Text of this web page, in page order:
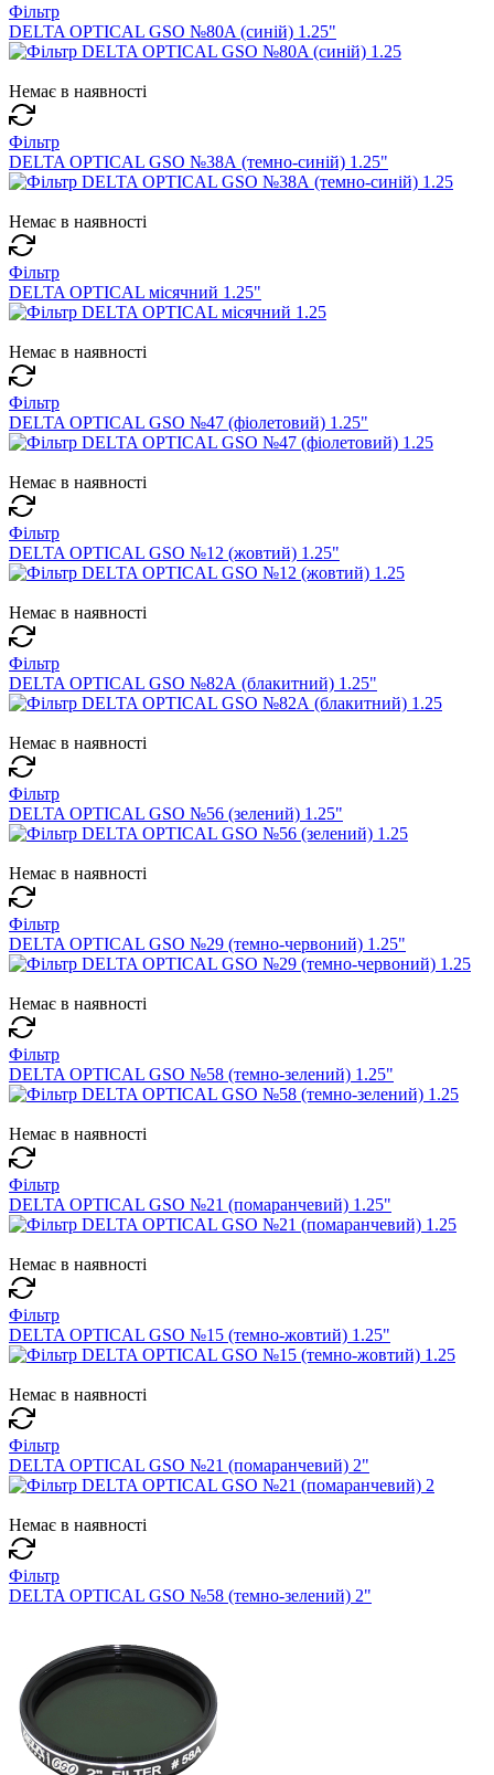
Фільтр
DELTA OPTICAL GSO №80A (синій) 1.25"
Немає в наявності
Фільтр
DELTA OPTICAL GSO №38А (темно-синій) 1.25"
Немає в наявності
Фільтр
DELTA OPTICAL місячний 1.25"
Немає в наявності
Фільтр
DELTA OPTICAL GSO №47 (фіолетовий) 1.25"
Немає в наявності
Фільтр
DELTA OPTICAL GSO №12 (жовтий) 1.25"
Немає в наявності
Фільтр
DELTA OPTICAL GSO №82А (блакитний) 1.25"
Немає в наявності
Фільтр
DELTA OPTICAL GSO №56 (зелений) 1.25"
Немає в наявності
Фільтр
DELTA OPTICAL GSO №29 (темно-червоний) 1.25"
Немає в наявності
Фільтр
DELTA OPTICAL GSO №58 (темно-зелений) 1.25"
Немає в наявності
Фільтр
DELTA OPTICAL GSO №21 (помаранчевий) 1.25"
Немає в наявності
Фільтр
DELTA OPTICAL GSO №15 (темно-жовтий) 1.25"
Немає в наявності
Фільтр
DELTA OPTICAL GSO №21 (помаранчевий) 2"
Немає в наявності
Фільтр
DELTA OPTICAL GSO №58 (темно-зелений) 2"